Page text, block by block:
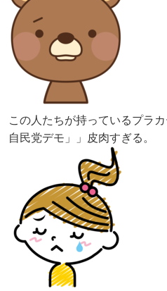
この人たちが持っているプラ
自民党デモ」」皮肉すぎる。